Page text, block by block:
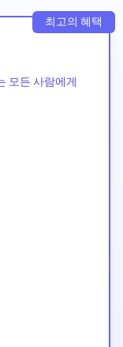
최고의 혜택
모든 사람에게